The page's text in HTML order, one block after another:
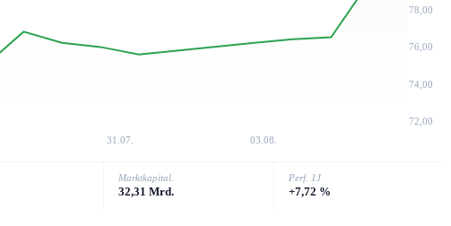
78,00
76,00
74,00
72,00
31.07. 03.08.
Marktkapital.
32,31 Mrd.
Perf. 1J
+7,72 %